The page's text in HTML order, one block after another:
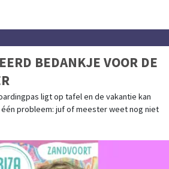
BEDANKJE VOOR DE
ligt op tafel en de vakantie kan
één probleem: juf of meester weet nog niet